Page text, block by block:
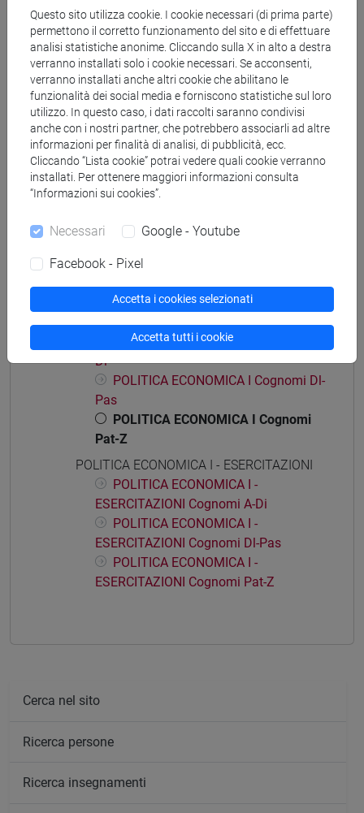
[ET11] ECONOMIA AZIENDALE - Laurea
economia aziendale
[ETR11] ECONOMIA AZIENDALE - Laurea
percorso comune
Insegnamenti mutuati
POLITICA ECONOMICA I [ET0053]
Struttura generale dell'insegnamento
POLITICA ECONOMICA I
POLITICA ECONOMICA I
POLITICA ECONOMICA I Cognomi A-
Di
POLITICA ECONOMICA I Cognomi Dl-
Pas
POLITICA ECONOMICA I Cognomi
Pat-Z
POLITICA ECONOMICA I - ESERCITAZIONI
POLITICA ECONOMICA I -
ESERCITAZIONI Cognomi A-Di
POLITICA ECONOMICA I -
ESERCITAZIONI Cognomi Dl-Pas
POLITICA ECONOMICA I -
ESERCITAZIONI Cognomi Pat-Z
Cerca nel sito
Ricerca persone
Ricerca insegnamenti
Questo sito utilizza cookie. I cookie necessari (di prima parte)
permettono il corretto funzionamento del sito e di effettuare
analisi statistiche anonime. Cliccando sulla X in alto a destra
verranno installati solo i cookie necessari. Se acconsenti,
verranno installati anche altri cookie che abilitano le
funzionalità dei social media e forniscono statistiche sul loro
utilizzo. In questo caso, i dati raccolti saranno condivisi
anche con i nostri partner, che potrebbero associarli ad altre
informazioni per finalità di analisi, di pubblicità, ecc.
Cliccando “Lista cookie” potrai vedere quali cookie verranno
installati. Per ottenere maggiori informazioni consulta
“Informazioni sui cookies”.
Necessari Google - Youtube
Facebook - Pixel
Accetta i cookies selezionati
Accetta tutti i cookie